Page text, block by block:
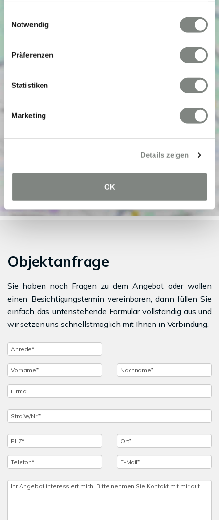
Cookies, wenn Sie unsere Webseite weiterhin nutzen.
Notwendig
Präferenzen
Statistiken
Marketing
Details zeigen
OK
Objektanfrage
Sie haben noch Fragen zu dem Angebot oder wollen
einen Besichtigungstermin vereinbaren, dann füllen Sie
einfach das untenstehende Formular vollständig aus und
wir setzen uns schnellstmöglich mit Ihnen in Verbindung.